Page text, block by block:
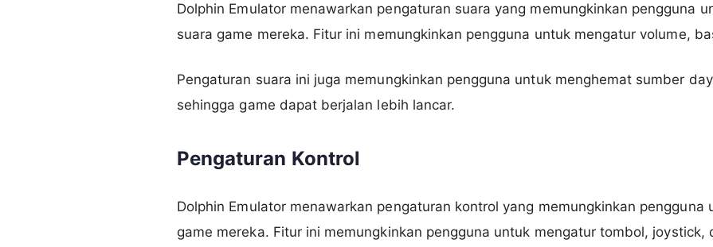
Dolphin Emulator menawarkan pengaturan suara yang memungkinkan pengguna
suara game mereka. Fitur ini memungkinkan pengguna untuk mengatur volume,
Pengaturan suara ini juga memungkinkan pengguna untuk menghemat sumber
sehingga game dapat berjalan lebih lancar.
Pengaturan Kontrol
Dolphin Emulator menawarkan pengaturan kontrol yang memungkinkan pengguna
game mereka. Fitur ini memungkinkan pengguna untuk mengatur tombol, joystick,